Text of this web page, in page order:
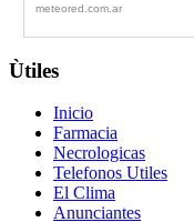
Ùtiles
Inicio
Farmacia
Necrologicas
Telefonos Utiles
El Clima
Anunciantes